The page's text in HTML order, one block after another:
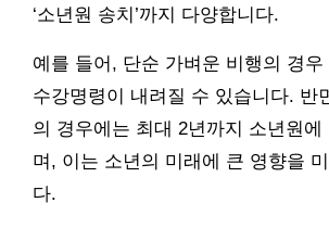
‘소년원 송치’까지 다양합니다.
예를 들어, 단순 가벼운 비행의 경
수강명령이 내려질 수 있습니다. 반
의 경우에는 최대 2년까지 소년원에
며, 이는 소년의 미래에 큰 영향을
다.